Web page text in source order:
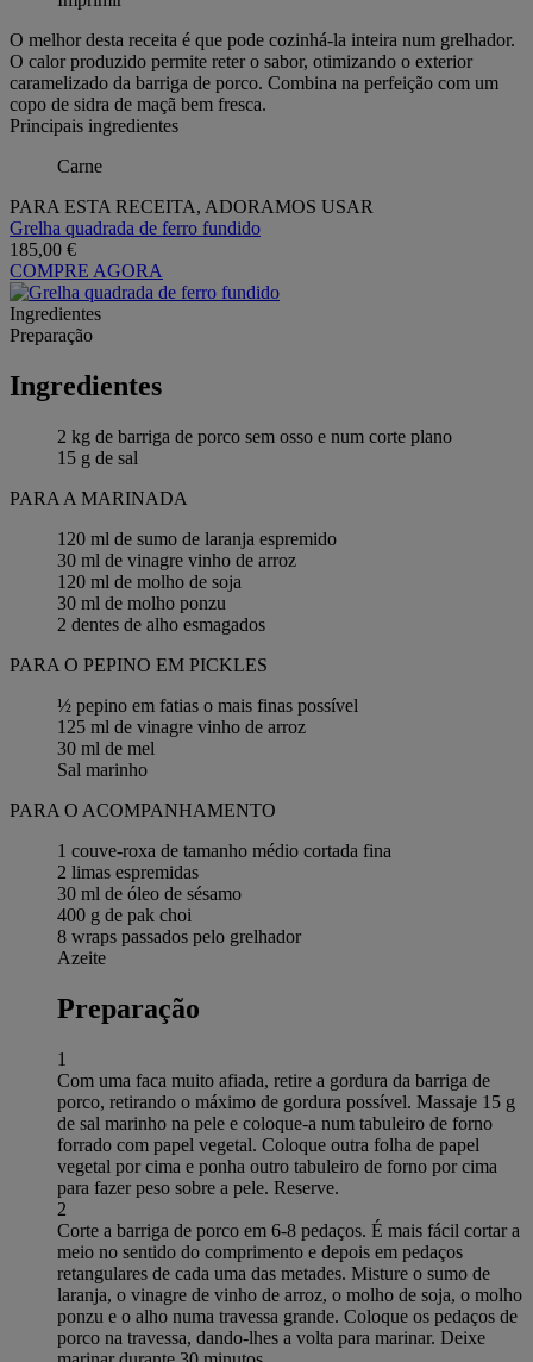
O melhor desta receita é que pode cozinhá-la inteira num grelhador.
O calor produzido permite reter o sabor, otimizando o exterior
caramelizado da barriga de porco. Combina na perfeição com um
copo de sidra de maçã bem fresca.
Principais ingredientes
Carne
PARA ESTA RECEITA, ADORAMOS USAR
Grelha quadrada de ferro fundido
185,00 €
COMPRE AGORA
Ingredientes
Preparação
Ingredientes
2 kg de barriga de porco sem osso e num corte plano
15 g de sal
PARA A MARINADA
120 ml de sumo de laranja espremido
30 ml de vinagre vinho de arroz
120 ml de molho de soja
30 ml de molho ponzu
2 dentes de alho esmagados
PARA O PEPINO EM PICKLES
½ pepino em fatias o mais finas possível
125 ml de vinagre vinho de arroz
30 ml de mel
Sal marinho
PARA O ACOMPANHAMENTO
1 couve-roxa de tamanho médio cortada fina
2 limas espremidas
30 ml de óleo de sésamo
400 g de pak choi
8 wraps passados pelo grelhador
Azeite
Preparação
1
Com uma faca muito afiada, retire a gordura da barriga de
porco, retirando o máximo de gordura possível. Massaje 15 g
de sal marinho na pele e coloque-a num tabuleiro de forno
forrado com papel vegetal. Coloque outra folha de papel
vegetal por cima e ponha outro tabuleiro de forno por cima
para fazer peso sobre a pele. Reserve.
2
Corte a barriga de porco em 6-8 pedaços. É mais fácil cortar a
meio no sentido do comprimento e depois em pedaços
retangulares de cada uma das metades. Misture o sumo de
laranja, o vinagre de vinho de arroz, o molho de soja, o molho
ponzu e o alho numa travessa grande. Coloque os pedaços de
porco na travessa, dando-lhes a volta para marinar. Deixe